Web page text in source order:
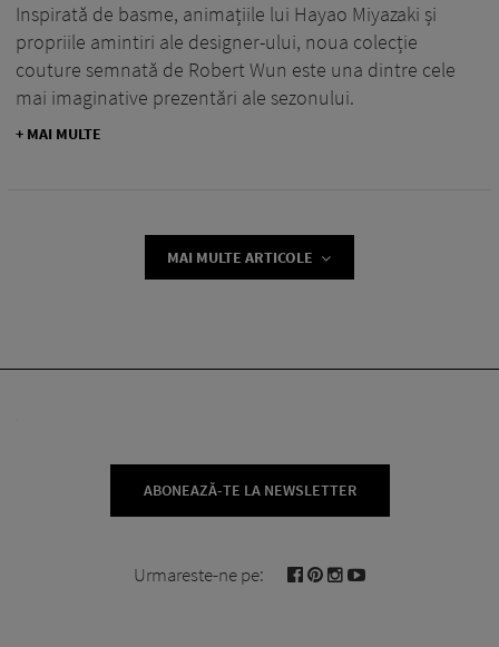
Inspirată de basme, animațiile lui Hayao Miyazaki și
propriile amintiri ale designer-ului, noua colecție
couture semnată de Robert Wun este una dintre cele
mai imaginative prezentări ale sezonului.
+ MAI MULTE
MAI MULTE ARTICOLE
ABONEAZĂ-TE LA NEWSLETTER
Urmareste-ne pe: